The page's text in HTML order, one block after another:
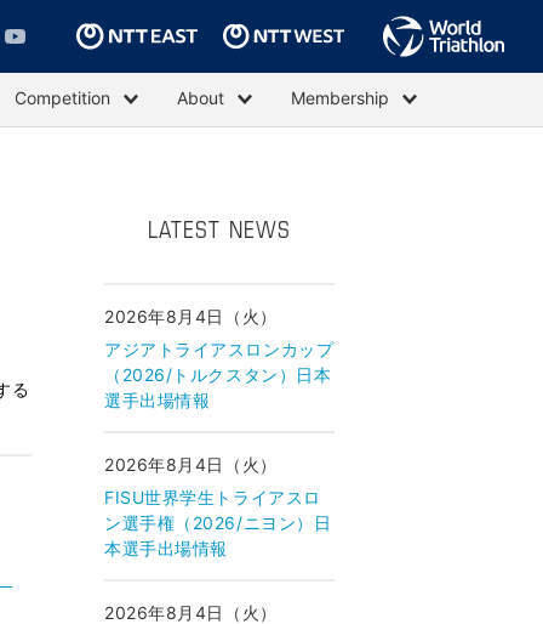
Competition About Membership
る
LATEST NEWS
2026年8月4日（火）
アジアトライアスロンカップ
（2026/トルクスタン）日本
選手出場情報
2026年8月4日（火）
FISU世界学生トライアスロ
ン選手権（2026/ニヨン）日
本選手出場情報
2026年8月4日（火）